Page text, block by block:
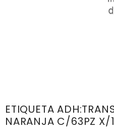
ETIQUETA
NARANJA C/63PZ X/